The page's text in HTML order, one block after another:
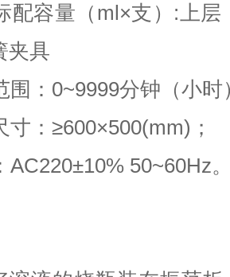
配容量（ ml×支） :上层
夹具
围： 0~9999分钟（小时
寸：≥600×500(mm) ；
AC220±10% 50~60Hz